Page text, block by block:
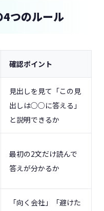
つのルール
確認ポイント
見出しを見て「この見
出しは○○に答える」
と説明できるか
最初の2文だけ読んで
答えが分かるか
「向く会社」「避けた